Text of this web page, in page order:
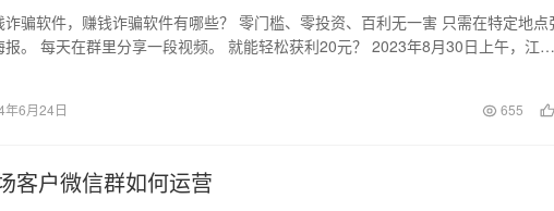
诈骗软件，赚钱诈骗软件有哪些？ 零门槛、零投资、百利无一害 只需在特定地点
报。 每天在群里分享一段视频。 就能轻松获利20元？ 2023年8月30日上午，江西
年6月24日 655
客户微信群如何运营